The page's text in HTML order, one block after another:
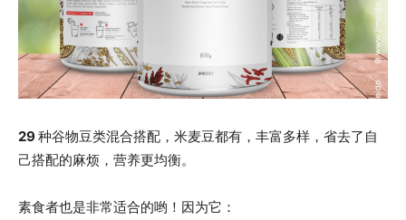
29种谷物豆类混合搭配，米麦豆都有，丰富多样，省去了自
己搭配的麻烦，营养更均衡。
素食者也是非常适合的哟！因为它：